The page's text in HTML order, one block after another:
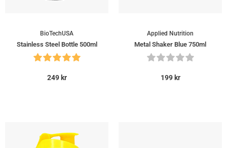
BioTechUSA
Stainless Steel Bottle 500ml
249 kr
Applied Nutrition
Metal Shaker Blue 750ml
199 kr